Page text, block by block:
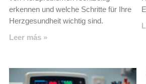
erkennen und welche Schritte für Ihre
Herzgesundheit wichtig sind.
Leer más »